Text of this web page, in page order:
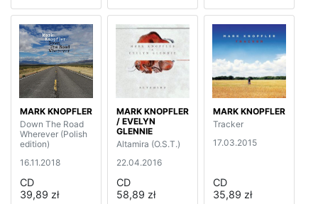
MARK KNOPFLER
Down The Road
Wherever (Polish
edition)
16.11.2018
CD
39,89 zł
MARK KNOPFLER
/ EVELYN
GLENNIE
Altamira (O.S.T.)
22.04.2016
CD
58,89 zł
MARK KNOPFLER
Tracker
17.03.2015
CD
35,89 zł